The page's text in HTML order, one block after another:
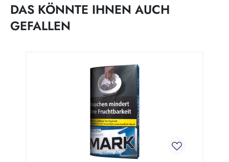
DAS KÖNNTE IHNEN AUCH
GEFALLEN